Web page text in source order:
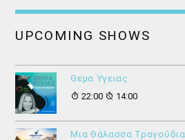
UPCOMING SHOWS
Θεμα Υγειας
22:00
14:00
Μια Θάλασσα Τραγούδια